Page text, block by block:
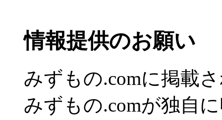
情報提供のお願い
みずもの.comに掲載
みずもの.comが独自